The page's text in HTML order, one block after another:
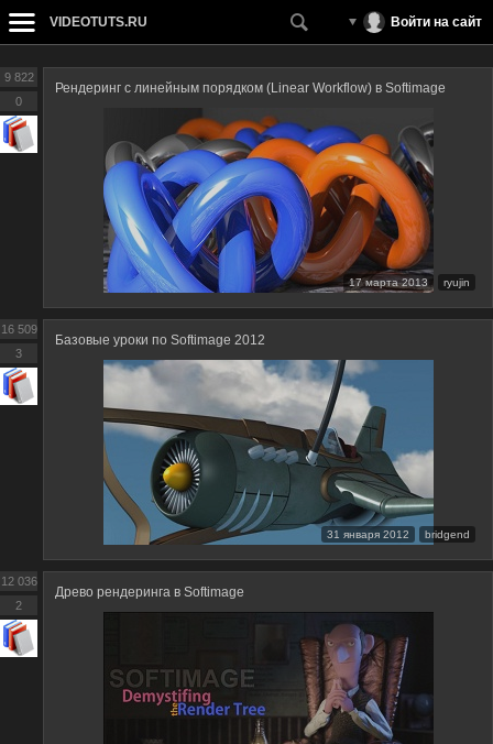
VIDEOTUTS.RU Войти на сайт
Рендеринг с линейным порядком (Linear Workflow) в Softimage
17 марта 2013 ryujin
9 822
0
Базовые уроки по Softimage 2012
31 января 2012 bridgend
16 509
3
Древо рендеринга в Softimage
12 036
2